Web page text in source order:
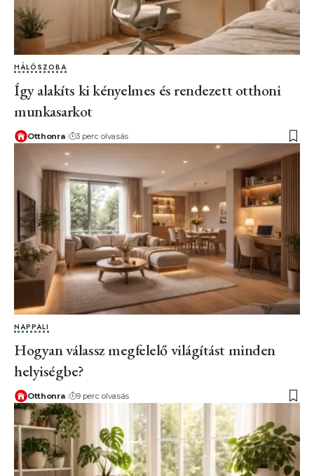
HÁLÓSZOBA
Így alakíts ki kényelmes és rendezett otthoni
munkasarkot
Otthonra 3 perc olvasás
NAPPALI
Hogyan válassz megfelelő világítást minden
helyiségbe?
Otthonra 9 perc olvasás